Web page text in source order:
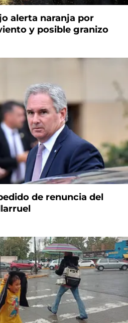
alerta naranja por
y posible granizo
de renuncia del